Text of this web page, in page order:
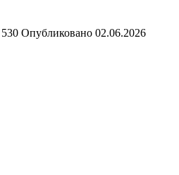
530 Опубликовано 02.06.2026